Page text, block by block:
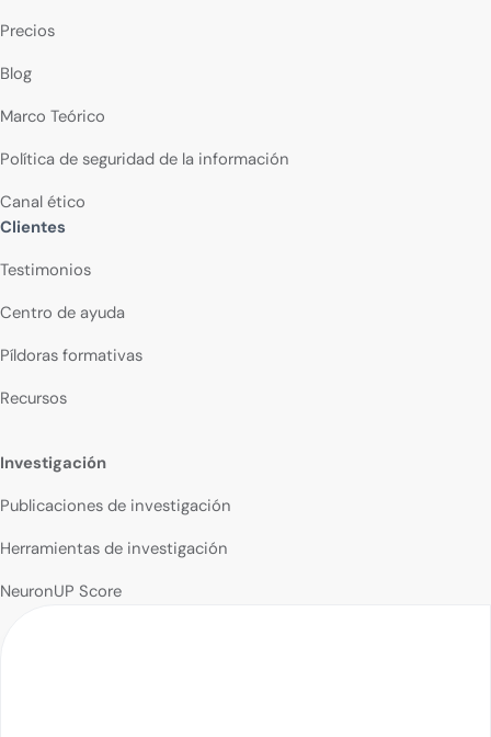
Precios
Blog
Marco Teórico
Política de seguridad de la información
Canal ético
Clientes
Testimonios
Centro de ayuda
Píldoras formativas
Recursos
Investigación
Publicaciones de investigación
Herramientas de investigación
NeuronUP Score